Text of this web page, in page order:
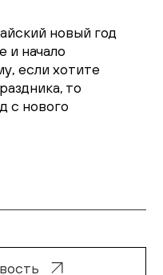
новый год
и начало
если хотите
то
с нового